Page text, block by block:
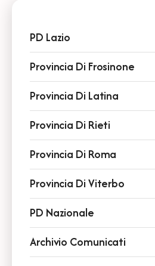
PD Lazio
Provincia Di Frosinone
Provincia Di Latina
Provincia Di Rieti
Provincia Di Roma
Provincia Di Viterbo
PD Nazionale
Archivio Comunicati